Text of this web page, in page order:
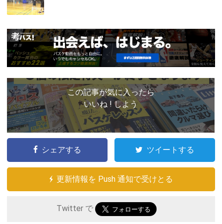
この記事が気に入ったら
いいね ! しよう
シェアする ツイートする
更新情報を Push 通知で受けとる
Twitter で